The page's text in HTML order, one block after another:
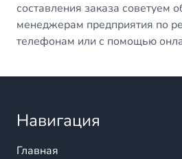
составления заказа советуем
менеджерам предприятия по
телефонам или с помощью
Навигация
Главная